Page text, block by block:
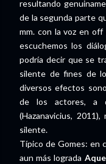
resultando
de la segunda parte
mm. con la voz en
escuchemos los
podría decir que se
silente de fines de
diversos efectos
de los actores, a
(Hazanavicius,
silente.
Típico de Gomes: en
aun más lograda